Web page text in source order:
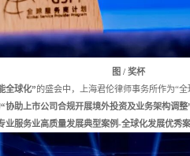
图 / 奖杯
全球化”的盛会中，上海君伦律师事务所作为“
“协助上市公司合规开展境外投资及业务架构调整
业服务业高质量发展典型案例-全球化发展优秀